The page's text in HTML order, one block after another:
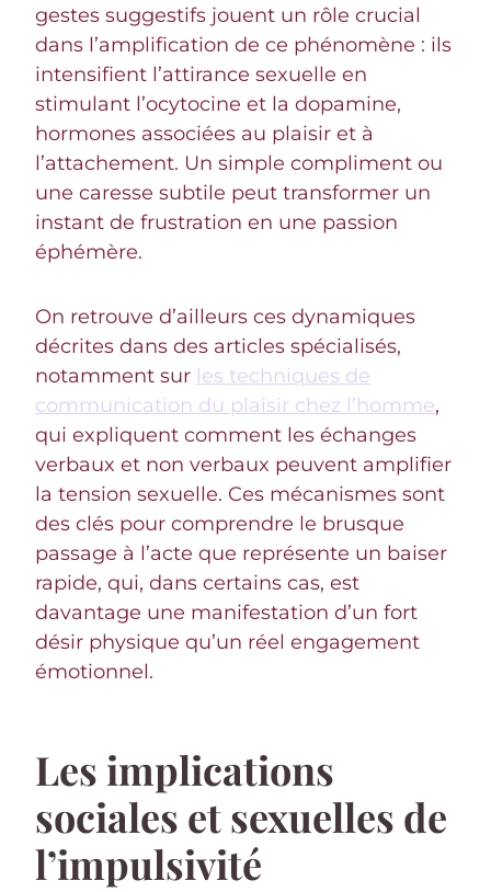
gestes suggestifs jouent un rôle crucial
dans l’amplification de ce phénomène : ils
intensifient l’attirance sexuelle en
stimulant l’ocytocine et la dopamine,
hormones associées au plaisir et à
l’attachement. Un simple compliment ou
une caresse subtile peut transformer un
instant de frustration en une passion
éphémère.
On retrouve d’ailleurs ces dynamiques
décrites dans des articles spécialisés,
notamment sur les techniques de
communication du plaisir chez l’homme,
qui expliquent comment les échanges
verbaux et non verbaux peuvent amplifier
la tension sexuelle. Ces mécanismes sont
des clés pour comprendre le brusque
passage à l’acte que représente un baiser
rapide, qui, dans certains cas, est
davantage une manifestation d’un fort
désir physique qu’un réel engagement
émotionnel.
Les implications
sociales et sexuelles de
l’impulsivité